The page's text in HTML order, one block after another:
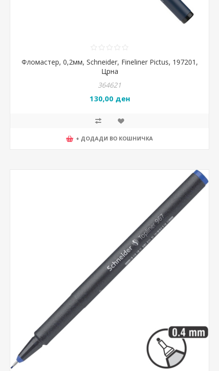
Фломастер, 0,2мм, Schneider, Fineliner Pictus, 197201,
Црна
364621
130,00 ден
+ ДОДАДИ ВО КОШНИЧКА